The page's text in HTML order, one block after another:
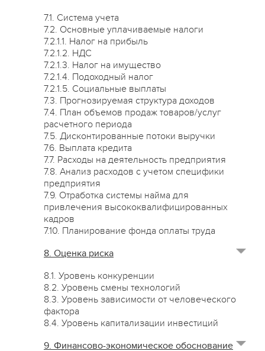
7.1. Система учета
7.2. Основные уплачиваемые налоги
7.2.1.1. Налог на прибыль
7.2.1.2. НДС
7.2.1.3. Налог на имущество
7.2.1.4. Подоходный налог
7.2.1.5. Социальные выплаты
7.3. Прогнозируемая структура доходов
7.4. План объемов продаж товаров/услуг
расчетного периода
7.5. Дисконтированные потоки выручки
7.6. Выплата кредита
7.7. Расходы на деятельность предприятия
7.8. Анализ расходов с учетом специфики
предприятия
7.9. Отработка системы найма для
привлечения высококвалифицированных
кадров
7.10. Планирование фонда оплаты труда
8. Оценка риска
8.1. Уровень конкуренции
8.2. Уровень смены технологий
8.3. Уровень зависимости от человеческого
фактора
8.4. Уровень капитализации инвестиций
9. Финансово-экономическое обоснование